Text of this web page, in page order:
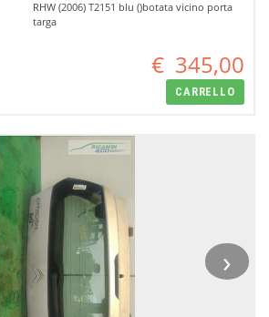
RHW (2006) T2151 blu ()botata vicino porta
targa
€ 345,00
CARRELLO
›